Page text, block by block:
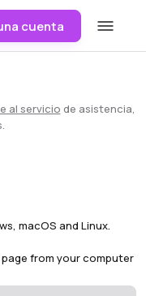
cuenta
al servicio de asistencia,
macOS and Linux.
from your computer